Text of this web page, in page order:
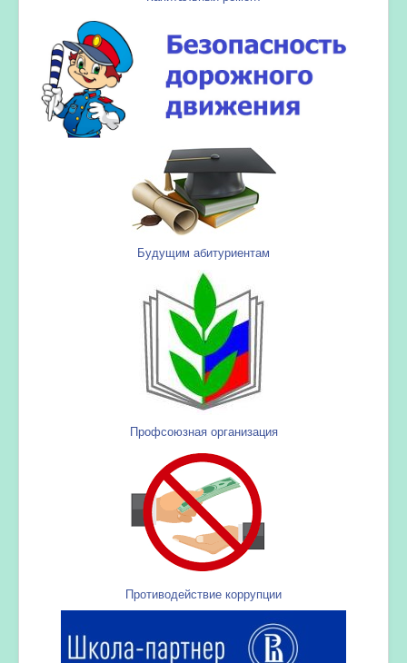
Будущим абитуриентам
Профсоюзная организация
Противодействие коррупции